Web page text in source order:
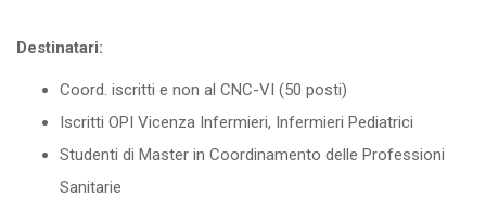
Destinatari:
Coord. iscritti e non al CNC-VI (50 posti)
Iscritti OPI Vicenza Infermieri, Infermieri Pediatrici
Studenti di Master in Coordinamento delle Professioni
Sanitarie